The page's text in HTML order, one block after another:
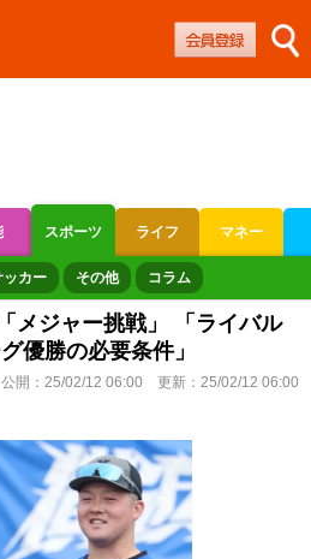
スポーツ ライフ マネー
レース
ッカー その他 コラム
メジャー挑戦」 「ライバル
優勝の必要条件」
公開： 25/02/12 06:00 更新： 25/02/12 06:00